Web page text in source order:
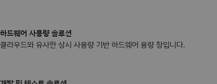
하드웨어 사용량 솔루션
클라우드와 유사한 상시 사용량 기반 하드웨어 용량 창입니다.